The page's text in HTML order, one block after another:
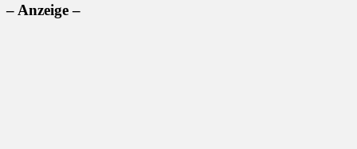
– Anzeige –